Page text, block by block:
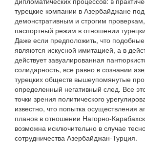
турецкие компании в Азербайджане
демонстративным и строгим
паспортный режим в отношении
Даже если предположить, что
являются искусной имитацией, а в
действует завуалированная
солидарность, все равно в сознании
турецких обществ вышеупомянутые
определенный негативный след. Все
точки зрения политического
известно, что попытка осуществления
планов в отношении Нагорно-
возможна исключительно в случае
сотрудничества Азербайджан-Турция.